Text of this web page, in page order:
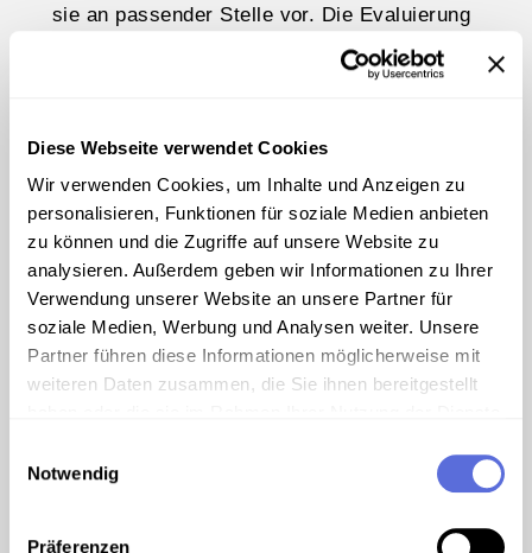
Diese Webseite verwendet Cookies
Wir verwenden Cookies, um Inhalte und Anzeigen zu
personalisieren, Funktionen für soziale Medien anbieten
zu können und die Zugriffe auf unsere Website zu
analysieren. Außerdem geben wir Informationen zu Ihrer
Verwendung unserer Website an unsere Partner für
soziale Medien, Werbung und Analysen weiter. Unsere
Partner führen diese Informationen möglicherweise mit
weiteren Daten zusammen, die Sie ihnen bereitgestellt
Notwendig
Präferenzen
sie an passender Stelle vor. Die Evaluierung
Tipp: Fächerübergreifender Unterricht mit
Die Schülerinnen/Schüler wählen ein Zitat
aus dem Interview aus und begründen Ihre
Auswahl.
Die Schülerinnen/Schüler verfassen mit Hilfe
Ihrer Aufzeichnungen zum gehörten Interview
ein Elfchen (Gedicht, das aus elf Wörtern
besteht nach dem Schema 1. Zeile ein Wort,
2. Zeile zwei Wörter, 3. Zeile drei Wörter,
4. Zeile vier Wörter, 5. Zeile ein Wort) zum
Thema Flucht.
Flucht